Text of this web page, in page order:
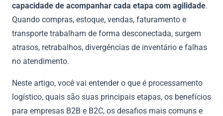
capacidade de acompanhar cada etapa com agilidade.
Quando compras, estoque, vendas, faturamento e
transporte trabalham de forma desconectada, surgem
atrasos, retrabalhos, divergências de inventário e falhas
no atendimento.
Neste artigo, você vai entender o que é processamento
logístico, quais são suas principais etapas, os benefícios
para empresas B2B e B2C, os desafios mais comuns e